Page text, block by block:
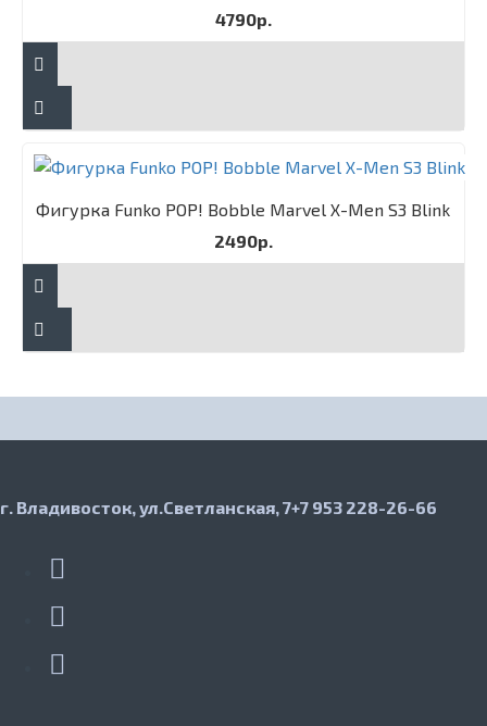
4790р.
Фигурка Funko POP! Bobble Marvel X-Men S3 Blink
2490р.
г. Владивосток, ул.Светланская, 7+7 953 228-26-66